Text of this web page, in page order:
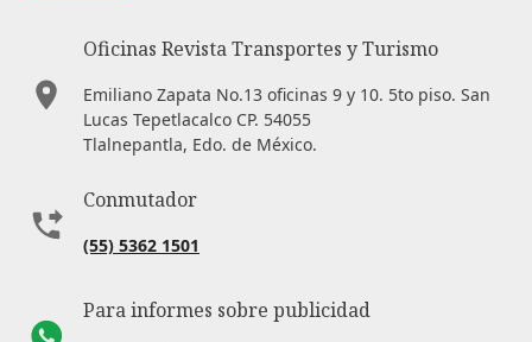
Oficinas Revista Transportes y Turismo
Emiliano Zapata No.13 oficinas 9 y 10. 5to piso. San
Lucas Tepetlacalco CP. 54055
Tlalnepantla, Edo. de México.
Conmutador
(55) 5362 1501
Para informes sobre publicidad